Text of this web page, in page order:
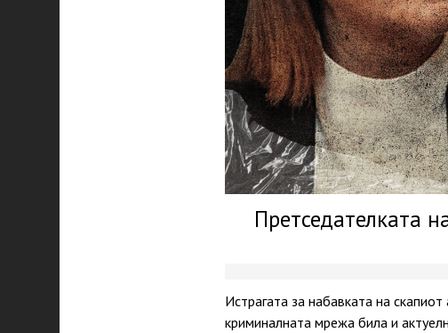
Претседателката
Истрагата за набавката на
криминалната мрежа била и